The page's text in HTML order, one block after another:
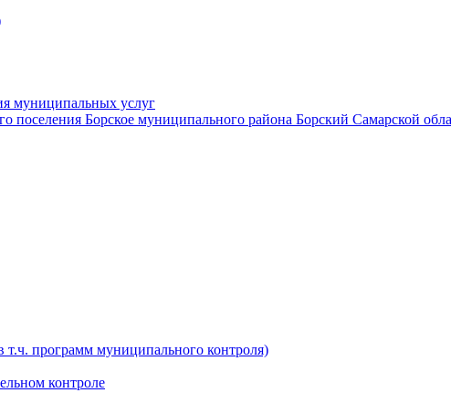
муниципальных услуг
поселения Борское муниципального района Борский Самарской
программ муниципального контроля)
контроле